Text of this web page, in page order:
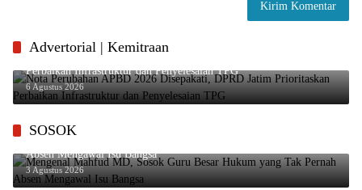
Advertorial | Kemitraan
Nota Perubahan APBD 2026 Disepakati, DPRD Jatim Prioritaskan
Perbaikan Infrastruktur dan Penyelesaian TPG
6 Agustus 2026
SOSOK
Mengenal Mahfud MD, Sosok Guru Besar Hukum yang Tak Pernah
Absen Mengawal Isu Bangsa
3 Agustus 2026